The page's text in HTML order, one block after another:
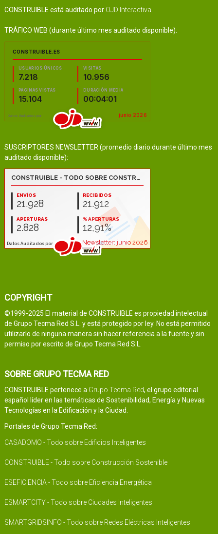
CONSTRUIBLE está auditado por OJD Interactiva
TRÁFICO WEB (durante último mes auditado disponible):
SUSCRIPTORES NEWSLETTER (promedio diario durante último mes
auditado disponible):
COPYRIGHT
©1999-2025 El material de CONSTRUIBLE es propiedad intelectual
de Grupo Tecma Red S.L. y está protegido por ley. No está permitido
utilizarlo de ninguna manera sin hacer referencia a la fuente y sin
permiso por escrito de Grupo Tecma Red S.L.
SOBRE GRUPO TECMA RED
CONSTRUIBLE pertenece a Grupo Tecma Red, el grupo editorial
español líder en las temáticas de Sostenibilidad, Energía y Nuevas
Tecnologías en la Edificación y la Ciudad.
Portales de Grupo Tecma Red:
CASADOMO - Todo sobre Edificios Inteligentes
CONSTRUIBLE - Todo sobre Construcción Sostenible
ESEFICIENCIA - Todo sobre Eficiencia Energética
ESMARTCITY - Todo sobre Ciudades Inteligentes
SMARTGRIDSINFO - Todo sobre Redes Eléctricas Inteligentes